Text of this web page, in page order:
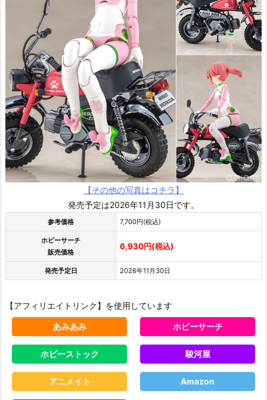
【その他の写真はコチラ】
発売予定は2026年11月30日です。
参考価格 7,700円(税込)
ホビーサーチ
販売価格
6,930円(税込)
発売予定日 2026年11月30日
【アフィリエイトリンク】を使用しています
あみあみ ホビーサーチ
ホビーストック 駿河屋
アニメイト Amazon